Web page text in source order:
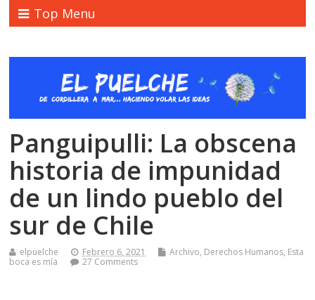
Top Menu
Panguipulli: La obscena
historia de impunidad
de un lindo pueblo del
sur de Chile
elpuelche Febrero 6, 2021 Archivo, Derechos Humanos, Esta
boca es mía
27 Comments